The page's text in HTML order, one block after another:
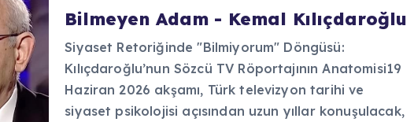
Bilmeyen Adam - Kemal Kılıçdaroğlu
Siyaset Retoriğinde "Bilmiyorum" Döngüsü:
Kılıçdaroğlu’nun Sözcü TV Röportajının Anatomisi19
Haziran 2026 akşamı, Türk televizyon tarihi ve
siyaset psikolojisi açısından uzun yıllar konuşulacak,